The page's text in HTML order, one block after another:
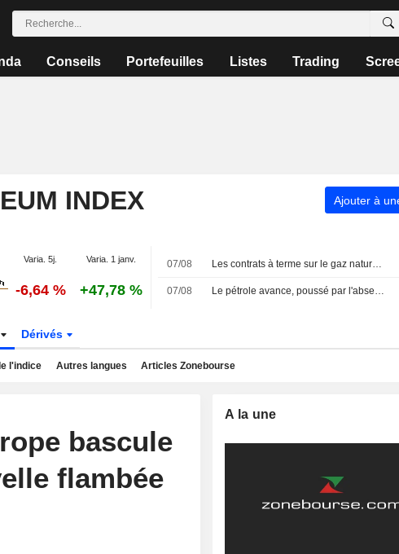
Conseils Portefeuilles Listes Trading
INDEX Ajouter à
Varia. 5j. Varia. 1 janv.
-6,64 % +47,78 %
07/08 Les contrats à terme sur le gaz naturel américain progressent grâce à la hausse des flux d'exportation de GNL
07/08 Le pétrole avance, poussé par l'absence d'accord au Moyen-Orient
Dérivés
l'indice Autres langues Articles Zonebourse
bascule
flambée
A la une